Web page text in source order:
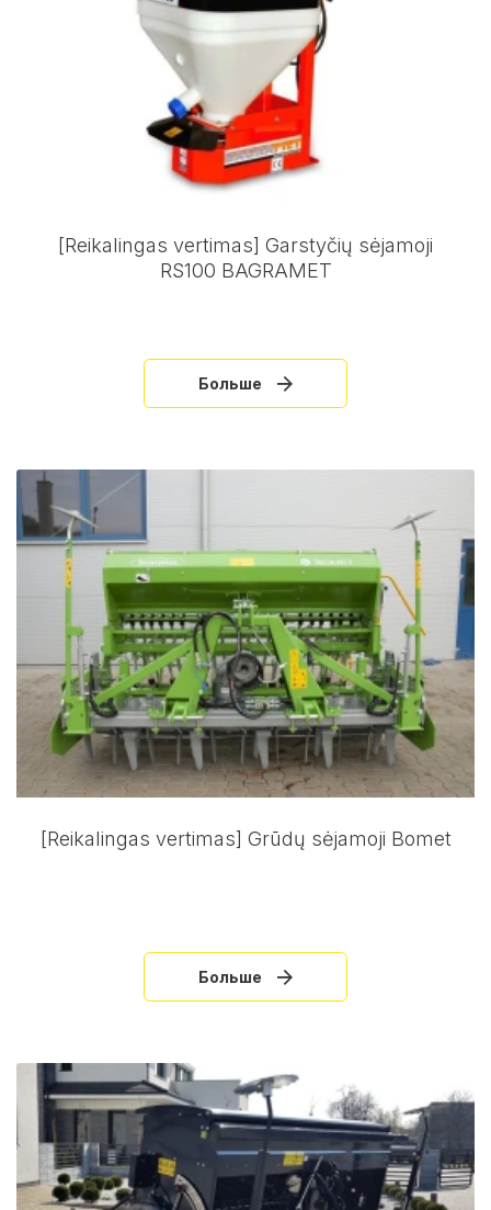
[Reikalingas vertimas] Garstyčių sėjamoji
RS100 BAGRAMET
Больше
[Reikalingas vertimas] Grūdų sėjamoji Bomet
Больше